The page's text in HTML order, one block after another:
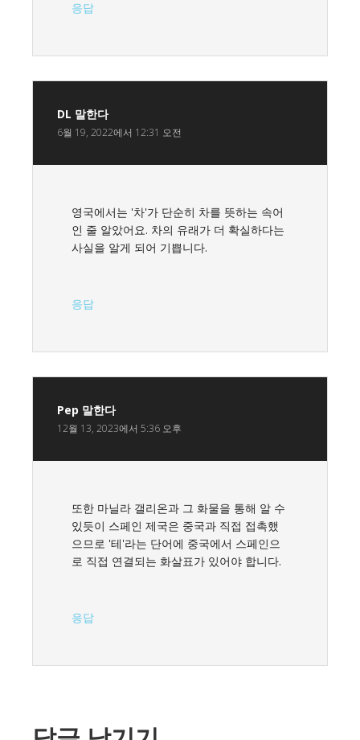
응답
DL 말한다
6월 19, 2022에서 12:31 오전
영국에서는 '차'가 단순히 차를 뜻하는 속어
인 줄 알았어요. 차의 유래가 더 확실하다는
사실을 알게 되어 기쁩니다.
응답
Pep 말한다
12월 13, 2023에서 5:36 오후
또한 마닐라 갤리온과 그 화물을 통해 알 수
있듯이 스페인 제국은 중국과 직접 접촉했
으므로 '테'라는 단어에 중국에서 스페인으
로 직접 연결되는 화살표가 있어야 합니다.
응답